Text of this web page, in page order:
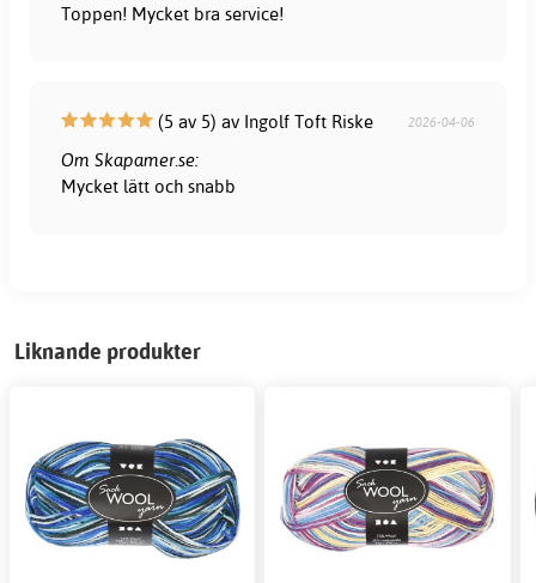
Toppen! Mycket bra service!
(5 av 5) av Ingolf Toft Riske 2026-04-06
Om Skapamer.se:
Mycket lätt och snabb
Liknande produkter